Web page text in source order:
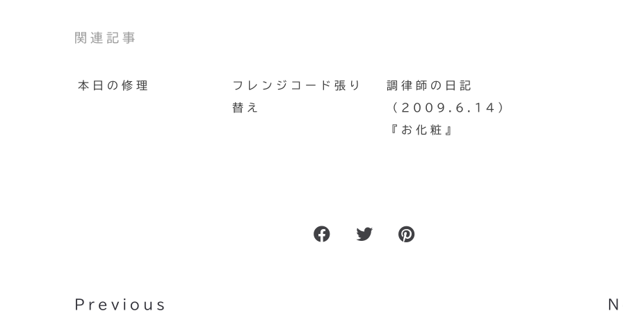
関連記事
本日の修理
フレンジコード張り
替え
調律師の日記
（2009.6.14）
『お化粧』
Previous
映画『そして、バトンは渡され